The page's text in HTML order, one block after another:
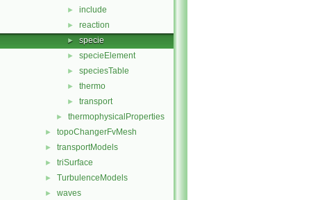
► include
► reaction
► specie
► specieElement
► speciesTable
► thermo
► transport
► thermophysicalProperties
► topoChangerFvMesh
► transportModels
► triSurface
► TurbulenceModels
► waves